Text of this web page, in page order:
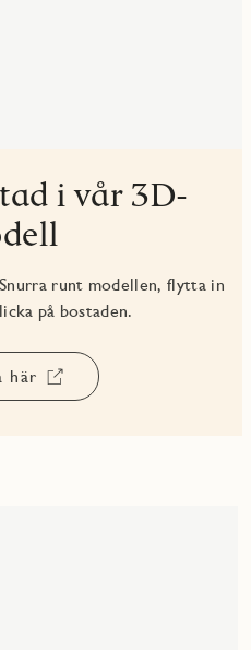
i vår 3D-
runt modellen, flytta in
på bostaden.
här